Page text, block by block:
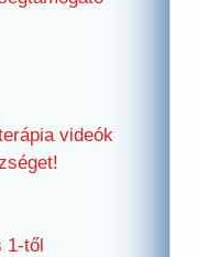
videók
1-től